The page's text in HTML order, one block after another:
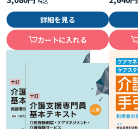
詳細を見る
カートに入れる